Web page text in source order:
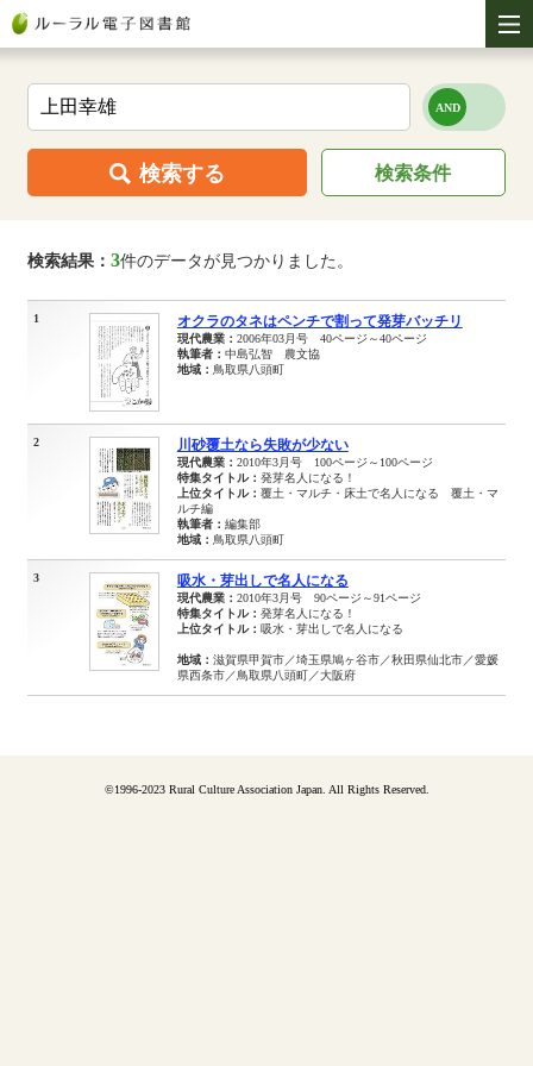
検索する 検索条件
検索結果： 3件のデータが見つかりました。
1 オクラのタネはペンチで割って発芽バッチリ
現代農業： 2006年03月号 40ページ～40ページ
執筆者： 中島弘智 農文協
地域： 鳥取県八頭町
2 川砂覆土なら失敗が少ない
現代農業： 2010年3月号 100ページ～100ページ
特集タイトル： 発芽名人になる！
上位タイトル： 覆土・マルチ・床土で名人になる 覆土・マ
ルチ編
執筆者： 編集部
地域： 鳥取県八頭町
3 吸水・芽出しで名人になる
現代農業： 2010年3月号 90ページ～91ページ
特集タイトル： 発芽名人になる！
上位タイトル： 吸水・芽出しで名人になる
地域： 滋賀県甲賀市／埼玉県鳩ヶ谷市／秋田県仙北市／愛媛
県西条市／鳥取県八頭町／大阪府
©1996-2023 Rural Culture Association Japan. All Rights Reserved.